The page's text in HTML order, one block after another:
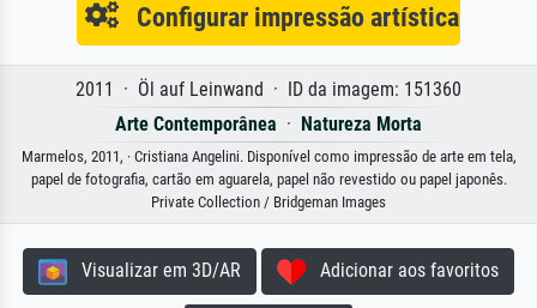
Configurar impressão artística
2011 · Öl auf Leinwand · ID da imagem: 151360
Arte Contemporânea · Natureza Morta
Marmelos, 2011, · Cristiana Angelini. Disponível como impressão de arte em tela,
papel de fotografia, cartão em aguarela, papel não revestido ou papel japonês.
Private Collection / Bridgeman Images
Visualizar em 3D/AR Adicionar aos favoritos